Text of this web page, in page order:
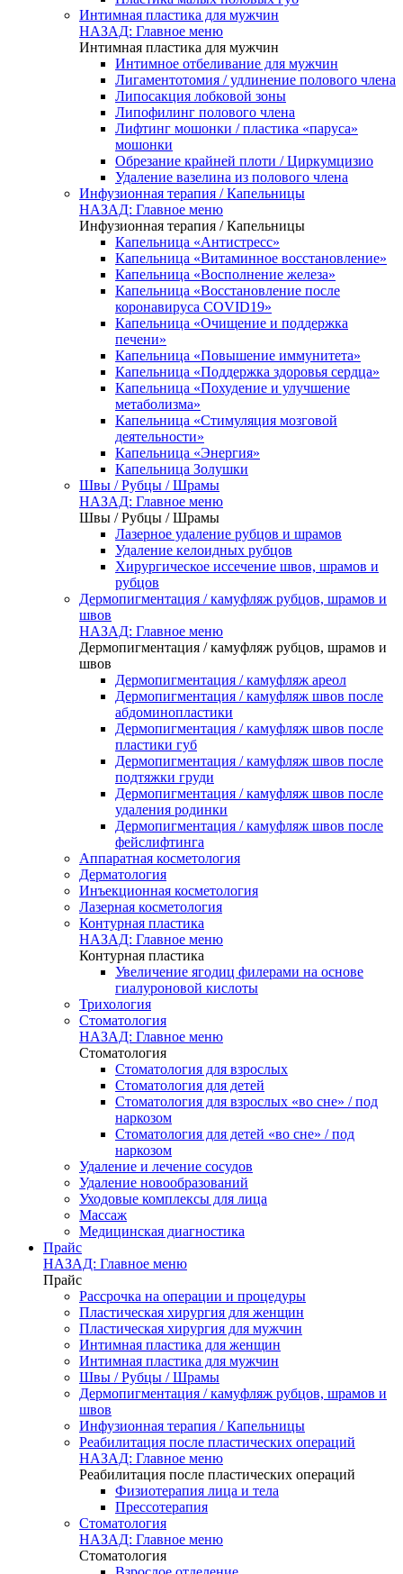
Интимная пластика для мужчин
НАЗАД: Главное меню
Интимная пластика для мужчин
Интимное отбеливание для мужчин
Лигаментотомия / удлинение полового члена
Липосакция лобковой зоны
Липофилинг полового члена
Лифтинг мошонки / пластика «паруса»
мошонки
Обрезание крайней плоти / Циркумцизио
Удаление вазелина из полового члена
Инфузионная терапия / Капельницы
НАЗАД: Главное меню
Инфузионная терапия / Капельницы
Капельница «Антистресс»
Капельница «Витаминное восстановление»
Капельница «Восполнение железа»
Капельница «Восстановление после
коронавируса COVID19»
Капельница «Очищение и поддержка
печени»
Капельница «Повышение иммунитета»
Капельница «Поддержка здоровья сердца»
Капельница «Похудение и улучшение
метаболизма»
Капельница «Стимуляция мозговой
деятельности»
Капельница «Энергия»
Капельница Золушки
Швы / Рубцы / Шрамы
НАЗАД: Главное меню
Швы / Рубцы / Шрамы
Лазерное удаление рубцов и шрамов
Удаление келоидных рубцов
Хирургическое иссечение швов, шрамов и
рубцов
Дермопигментация / камуфляж рубцов, шрамов и
швов
НАЗАД: Главное меню
Дермопигментация / камуфляж рубцов, шрамов и
швов
Дермопигментация / камуфляж ареол
Дермопигментация / камуфляж швов после
абдоминопластики
Дермопигментация / камуфляж швов после
пластики губ
Дермопигментация / камуфляж швов после
подтяжки груди
Дермопигментация / камуфляж швов после
удаления родинки
Дермопигментация / камуфляж швов после
фейслифтинга
Аппаратная косметология
Дерматология
Инъекционная косметология
Лазерная косметология
Контурная пластика
НАЗАД: Главное меню
Контурная пластика
Увеличение ягодиц филерами на основе
гиалуроновой кислоты
Трихология
Стоматология
НАЗАД: Главное меню
Стоматология
Стоматология для взрослых
Стоматология для детей
Стоматология для взрослых «во сне» / под
наркозом
Стоматология для детей «во сне» / под
наркозом
Удаление и лечение сосудов
Удаление новообразований
Уходовые комплексы для лица
Массаж
Медицинская диагностика
Прайс
НАЗАД: Главное меню
Прайс
Рассрочка на операции и процедуры
Пластическая хирургия для женщин
Пластическая хирургия для мужчин
Интимная пластика для женщин
Интимная пластика для мужчин
Швы / Рубцы / Шрамы
Дермопигментация / камуфляж рубцов, шрамов и
швов
Инфузионная терапия / Капельницы
Реабилитация после пластических операций
НАЗАД: Главное меню
Реабилитация после пластических операций
Физиотерапия лица и тела
Прессотерапия
Стоматология
НАЗАД: Главное меню
Стоматология